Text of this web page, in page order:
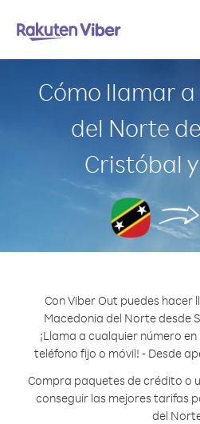
Cómo llamar
del Norte
Cristóbal
Con Viber Out puedes hacer
Macedonia del Norte desde
¡Llama a cualquier número
teléfono fijo o móvil! - Desde
Compra paquetes de crédito o
conseguir las mejores tarifas
del